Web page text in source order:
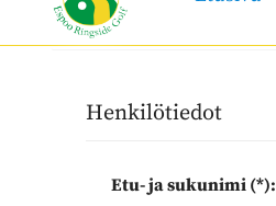
Henkilötiedot
Etu- ja sukunimi (*):